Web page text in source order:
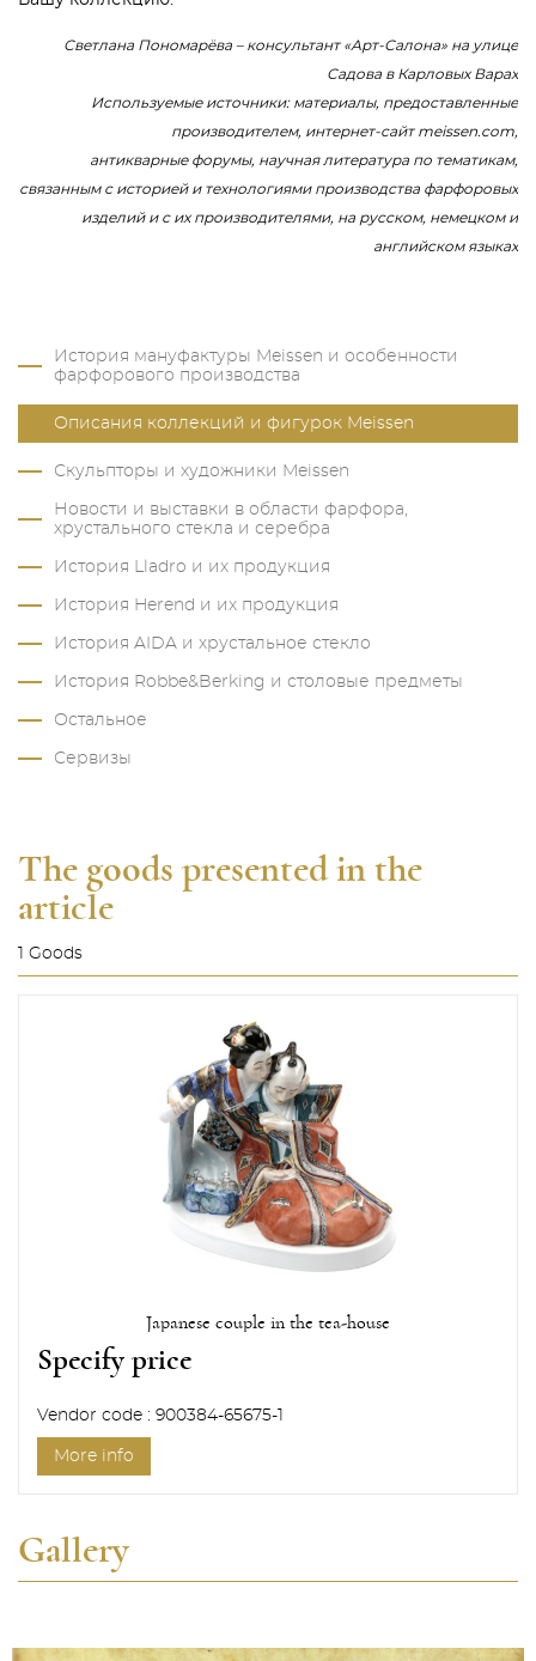
Светлана Пономарёва – консультант «Арт-Салона» на улице
Садова в Карловых Варах
Используемые источники: материалы, предоставленные
производителем, интернет-сайт meissen.com,
антикварные форумы, научная литература по тематикам,
связанным с историей и технологиями производства фарфоровых
изделий и с их производителями, на русском, немецком и
английском языках
История мануфактуры Meissen и особенности
фарфорового производства
Описания коллекций и фигурок Meissen
Скульпторы и художники Meissen
Новости и выставки в области фарфора,
хрустального стекла и серебра
История Lladro и их продукция
История Herend и их продукция
История AIDA и хрустальное стекло
История Robbe&Berking и столовые предметы
Остальное
Сервизы
The goods presented in the
article
1 Goods
Japanese couple in the tea-house
Specify price
Vendor code : 900384-65675-1
More info
Gallery